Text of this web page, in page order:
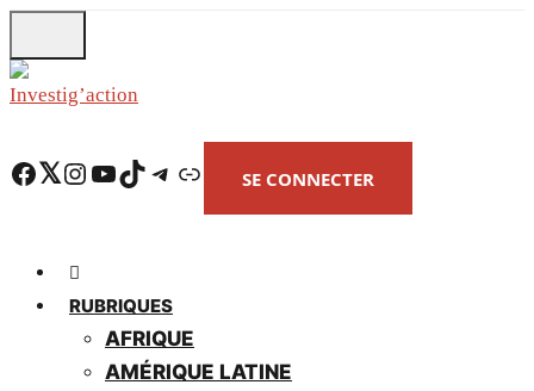
to
main
Facebook Twitter Instagram YouTube TikTok Telegram Lien SE CONNECTER
RUBRIQUES
AFRIQUE
AMÉRIQUE LATINE